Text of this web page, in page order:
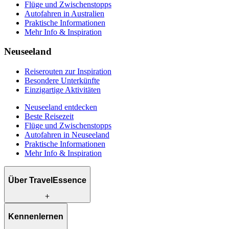
Flüge und Zwischenstopps
Autofahren in Australien
Praktische Informationen
Mehr Info & Inspiration
Neuseeland
Reiserouten zur Inspiration
Besondere Unterkünfte
Einzigartige Aktivitäten
Neuseeland entdecken
Beste Reisezeit
Flüge und Zwischenstopps
Autofahren in Neuseeland
Praktische Informationen
Mehr Info & Inspiration
Über TravelEssence
Was wir anbieten
Kennenlernen